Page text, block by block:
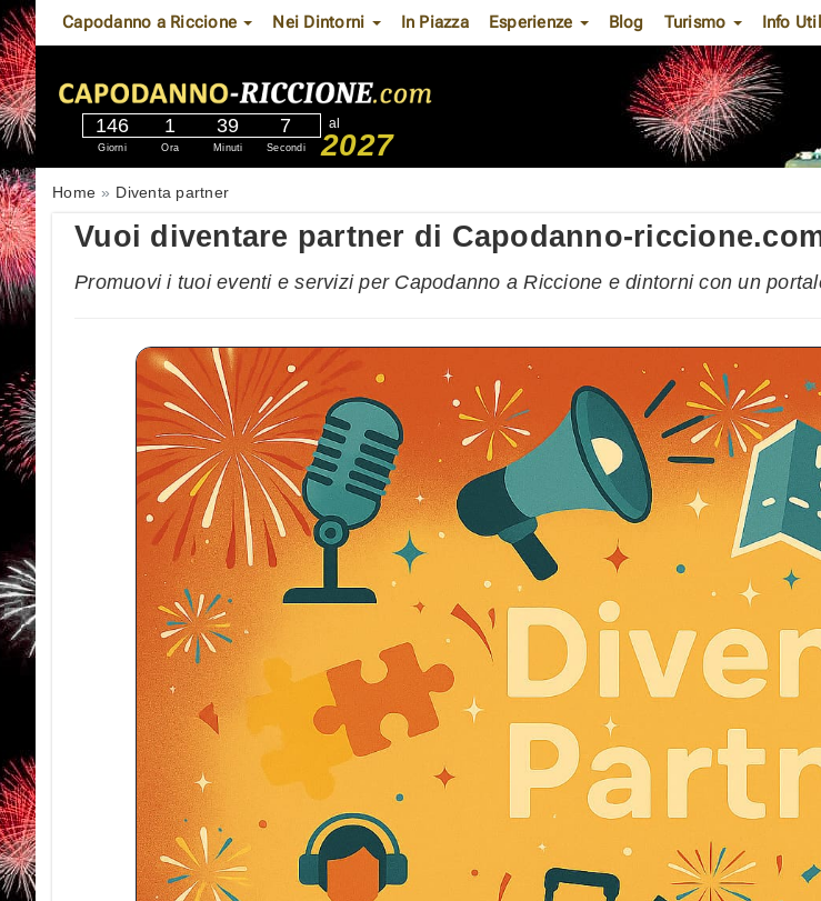
Capodanno a Riccione Nei Dintorni In Piazza Esperienze Blog Turismo Info
146
Giorni
1
Ora
39
Minuti
5
Secondi
al
2027
Home Diventa partner
Vuoi diventare partner di Capodanno-
Promuovi i tuoi eventi e servizi per Capodanno a Riccione e dintorni con un